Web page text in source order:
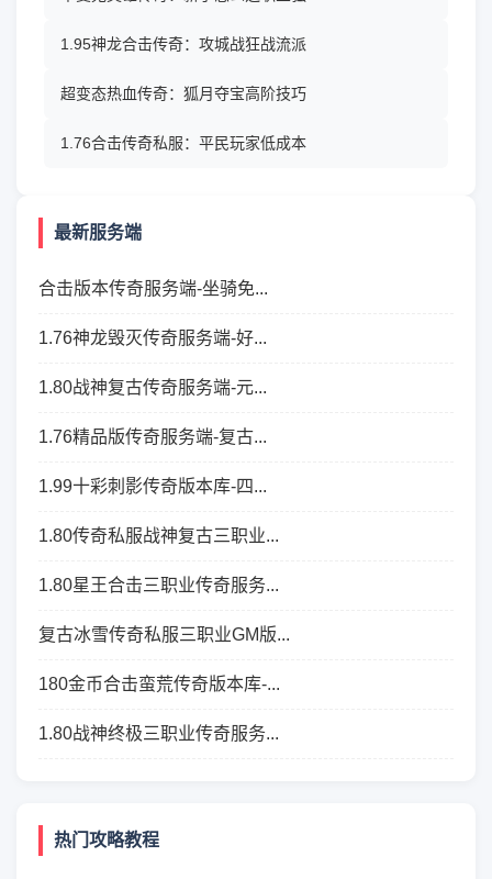
1.95神龙合击传奇：攻城战狂战流派
超变态热血传奇：狐月夺宝高阶技巧
1.76合击传奇私服：平民玩家低成本
最新服务端
合击版本传奇服务端-坐骑免...
1.76神龙毁灭传奇服务端-好...
1.80战神复古传奇服务端-元...
1.76精品版传奇服务端-复古...
1.99十彩刺影传奇版本库-四...
1.80传奇私服战神复古三职业...
1.80星王合击三职业传奇服务...
复古冰雪传奇私服三职业GM版...
180金币合击蛮荒传奇版本库-...
1.80战神终极三职业传奇服务...
热门攻略教程